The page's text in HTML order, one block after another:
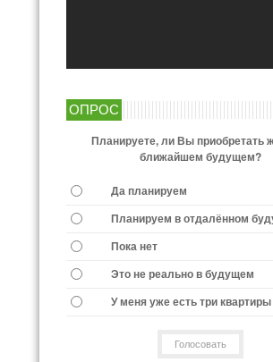
ОПРОС
Планируете, ли Вы приобретать
ближайшем будущем?
Да планируем
Планируем в отдалённом
Пока нет
Это не реально в будущем
У меня уже есть три квартиры